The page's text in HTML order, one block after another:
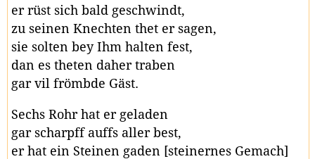
er rüst sich bald geschwindt,
zu seinen Knechten thet er sagen,
sie solten bey Ihm halten fest,
dan es theten daher traben
gar vil frömbde Gäst.
Sechs Rohr hat er geladen
gar scharpff auffs aller best,
er hat ein Steinen gaden [steinernes Gemach]